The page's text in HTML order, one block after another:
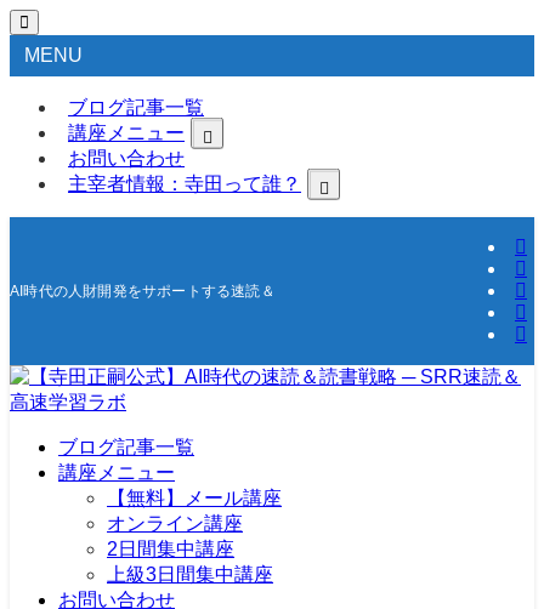
MENU
ブログ記事一覧
講座メニュー
お問い合わせ
主宰者情報：寺田って誰？
AI時代の人財開発をサポートする速読＆高速学習の研究所
ブログ記事一覧
講座メニュー
【無料】メール講座
オンライン講座
2日間集中講座
上級3日間集中講座
お問い合わせ